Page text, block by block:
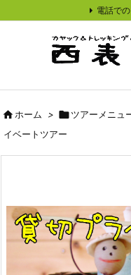
電話で
ホーム > ツアーメニュ
イベートツアー